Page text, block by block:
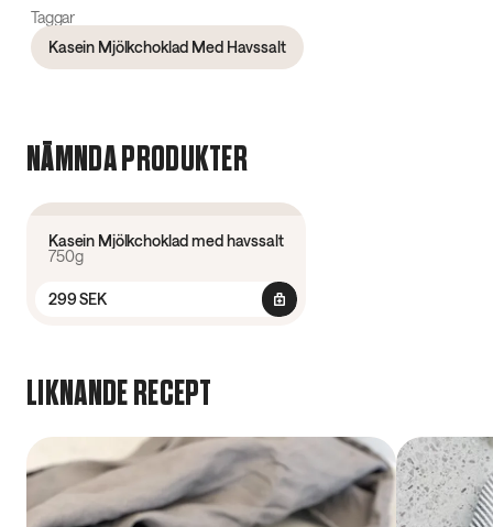
Taggar
Kasein Mjölkchoklad Med Havssalt
NÄMNDA PRODUKTER
Kasein Mjölkchoklad med havssalt
750g
299 SEK
LIKNANDE RECEPT